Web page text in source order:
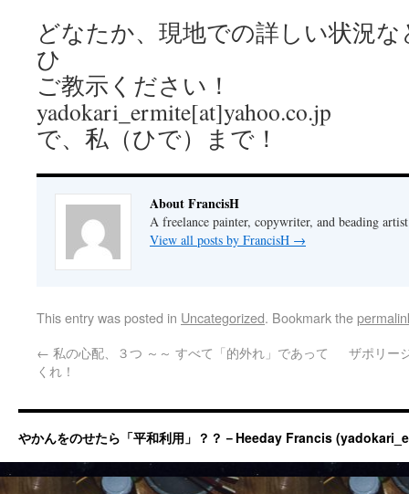
どなたか、現地での詳しい状況
ひ
ご教示ください！
yadokari_ermite[at]yahoo.co.jp
で、私（ひで）まで！
About FrancisH
A freelance painter, copywriter, and beading artist
View all posts by FrancisH →
This entry was posted in Uncategorized. Bookmark the
← 私の心配、３つ ～～ すべて「的外れ」であって
くれ！
ザポリー
やかんをのせたら「平和利用」？？－Heeday Francis